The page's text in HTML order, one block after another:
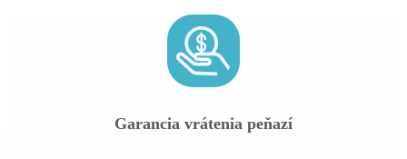
Garancia vrátenia peňazí